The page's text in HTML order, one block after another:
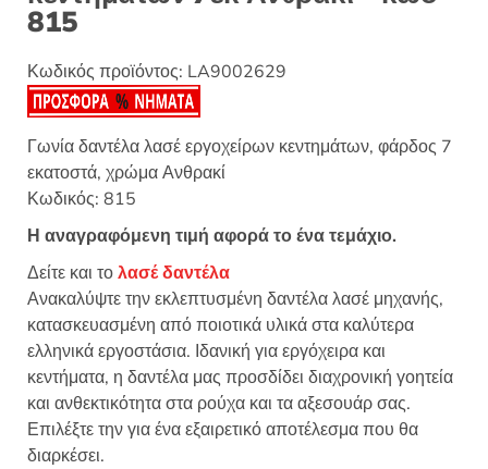
815
Κωδικός προϊόντος: LA9002629
Γωνία δαντέλα λασέ εργοχείρων κεντημάτων, φάρδος 7
εκατοστά, χρώμα Ανθρακί
Κωδικός: 815
Η αναγραφόμενη τιμή αφορά το ένα τεμάχιο.
Δείτε και τολασέ δαντέλα
Ανακαλύψτε την εκλεπτυσμένη δαντέλα λασέ μηχανής,
κατασκευασμένη από ποιοτικά υλικά στα καλύτερα
ελληνικά εργοστάσια. Ιδανική για εργόχειρα και
κεντήματα, η δαντέλα μας προσδίδει διαχρονική γοητεία
και ανθεκτικότητα στα ρούχα και τα αξεσουάρ σας.
Επιλέξτε την για ένα εξαιρετικό αποτέλεσμα που θα
διαρκέσει.